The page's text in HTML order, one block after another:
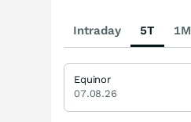
Intraday 5T 1M
Equinor
07.08.26